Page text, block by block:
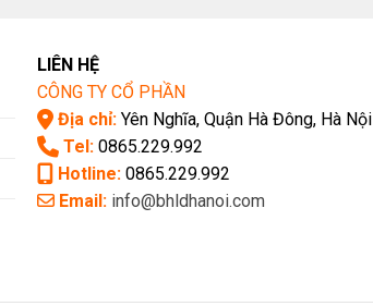
LIÊN HỆ
CÔNG TY CỔ PHẦN
Địa chỉ:Yên Nghĩa, Quận Hà Đông, Hà Nội
Tel:0865.229.992
Hotline:0865.229.992
Email: info@bhldhanoi.com